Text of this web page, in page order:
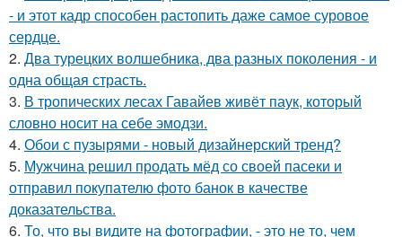
- и этот кадр способен растопить даже самое суровое
сердце.
2. Два турецких волшебника, два разных поколения - и
одна общая страсть.
3. В тропических лесах Гавайев живёт паук, который
словно носит на себе эмодзи.
4. Обои с пузырями - новый дизайнерский тренд?
5. Мужчина решил продать мёд со своей пасеки и
отправил покупателю фото банок в качестве
доказательства.
6. То, что вы видите на фотографии, - это не то, чем